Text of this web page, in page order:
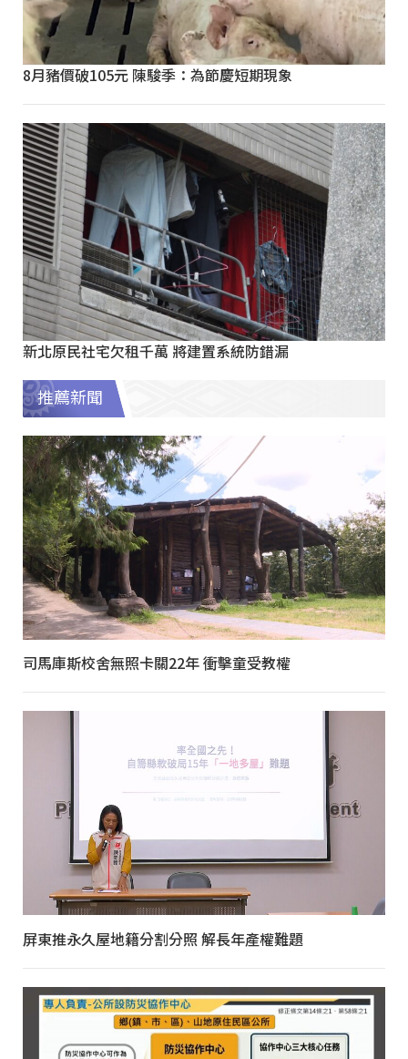
8月豬價破105元 陳駿季：為節慶短期現象
新北原民社宅欠租千萬 將建置系統防錯漏
推薦新聞
司馬庫斯校舍無照卡關22年 衝擊童受教權
屏東推永久屋地籍分割分照 解長年產權難題